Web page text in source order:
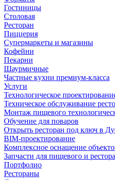
Гостиницы
Столовая
Ресторан
Пиццерия
Супермаркеты и магазины
Кофейни
Пекарни
Шаурмичные
Частные кухни премиум-класса
Услуги
Технологическое
Техническое обслуживание
Монтаж пищевого
Обучение для поваров
Открыть ресторан под ключ в
BIM-проектирование
Комплексное оснащение
Запчасти для пищевого и
Портфолио
Рестораны